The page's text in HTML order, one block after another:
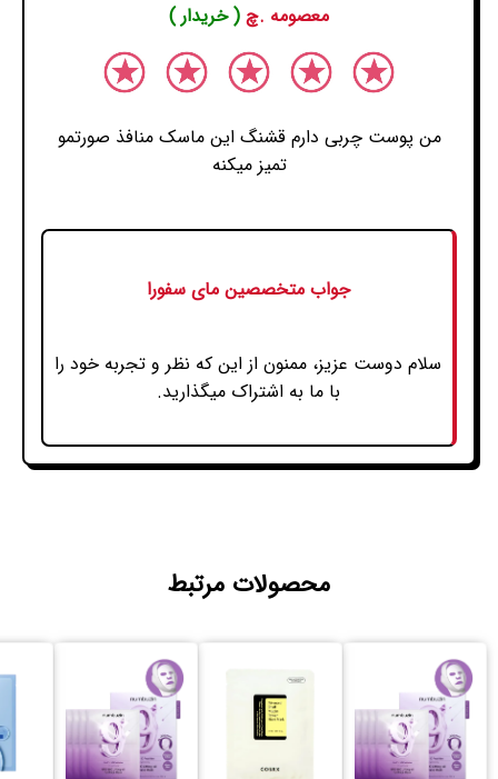
معصومه .چ ( خریدار )
من پوست چربی دارم قشنگ این ماسک منافذ صورتمو
تمیز میکنه
جواب متخصصین مای سفورا
سلام دوست عزیز، ممنون از این که نظر و تجربه خود را
با ما به اشتراک میگذارید.
محصولات مرتبط